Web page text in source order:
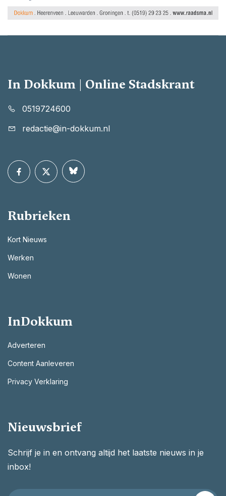
In Dokkum | Online Stadskrant
0519724600
redactie@in-dokkum.nl
Rubrieken
Kort Nieuws
Werken
Wonen
InDokkum
Adverteren
Content Aanleveren
Privacy Verklaring
Nieuwsbrief
Schrijf je in en ontvang altijd het laatste nieuws in je
inbox!